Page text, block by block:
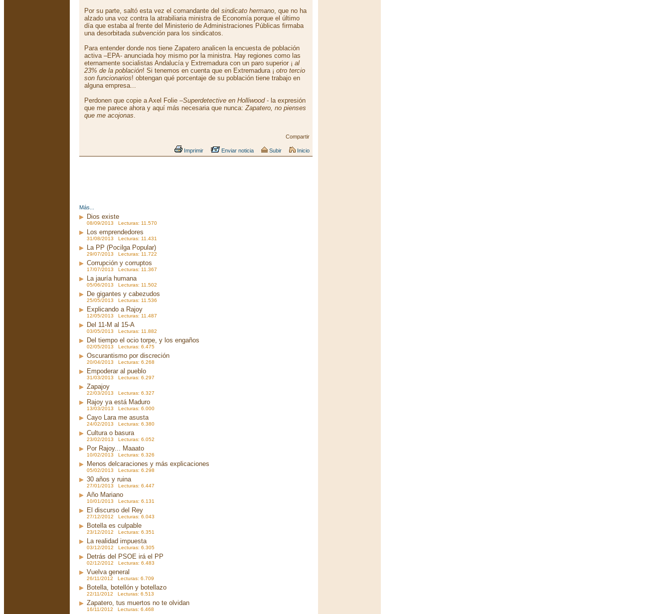
Por su parte, saltó esta vez el comandante del sindicato hermano, que no ha
alzado una voz contra la atrabiliaria ministra de Economía porque el último
día que estaba al frente del Ministerio de Administraciones Públicas firmaba
una desorbitada subvención para los sindicatos.
Para entender donde nos tiene Zapatero analicen la encuesta de población
activa –EPA- anunciada hoy mismo por la ministra. Hay regiones como las
eternamente socialistas Andalucía y Extremadura con un paro superior ¡ al
23% de la población! Si tenemos en cuenta que en Extremadura ¡ otro tercio
son funcionarios! obtengan qué porcentaje de su población tiene trabajo en
alguna empresa...
Perdonen que copie a Axel Folie –Superdetective en Holliwood- la expresión
que me parece ahora y aquí más necesaria que nunca:Zapatero, no pienses
que me acojonas.
Compartir
Imprimir Enviar noticia Subir Inicio
Más...
Dios existe
08/09/2013 Lecturas: 11.570
Los emprendedores
31/08/2013 Lecturas: 11.431
La PP (Pocilga Popular)
29/07/2013 Lecturas: 11.722
Corrupción y corruptos
17/07/2013 Lecturas: 11.367
La jauría humana
05/06/2013 Lecturas: 11.502
De gigantes y cabezudos
25/05/2013 Lecturas: 11.536
Explicando a Rajoy
12/05/2013 Lecturas: 11.487
Del 11-M al 15-A
03/05/2013 Lecturas: 11.882
Del tiempo el ocio torpe, y los engaños
02/05/2013 Lecturas: 6.475
Oscurantismo por discreción
20/04/2013 Lecturas: 6.268
Empoderar al pueblo
31/03/2013 Lecturas: 6.297
Zapajoy
22/03/2013 Lecturas: 6.327
Rajoy ya está Maduro
13/03/2013 Lecturas: 6.000
Cayo Lara me asusta
24/02/2013 Lecturas: 6.380
Cultura o basura
23/02/2013 Lecturas: 6.052
Por Rajoy... Maaato
10/02/2013 Lecturas: 6.326
Menos delcaraciones y más explicaciones
05/02/2013 Lecturas: 6.298
30 años y ruina
27/01/2013 Lecturas: 6.447
Año Mariano
10/01/2013 Lecturas: 6.131
El discurso del Rey
27/12/2012 Lecturas: 6.043
Botella es culpable
23/12/2012 Lecturas: 6.351
La realidad impuesta
03/12/2012 Lecturas: 6.305
Detrás del PSOE irá el PP
02/12/2012 Lecturas: 6.483
Vuelva general
26/11/2012 Lecturas: 6.709
Botella, botellón y botellazo
22/11/2012 Lecturas: 6.513
Zapatero, tus muertos no te olvidan
16/11/2012 Lecturas: 6.468